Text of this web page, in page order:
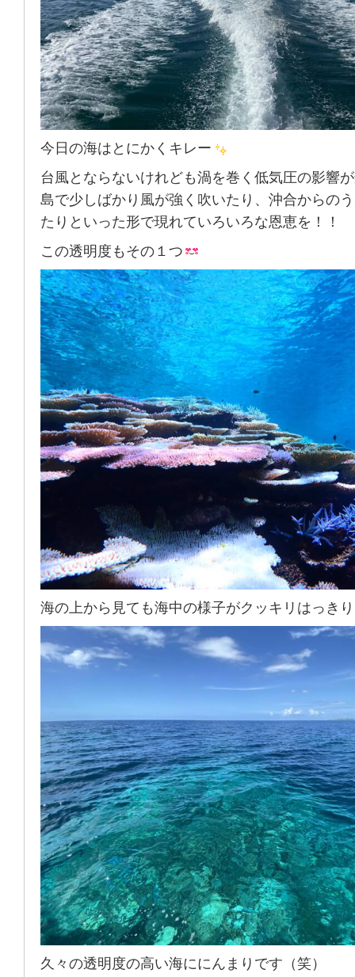
今日の海はとにかくキレー
台風とならないけれども渦を巻く低気圧の影響
島で少しばかり風が強く吹いたり、沖合からの
たりといった形で現れていろいろな恩恵を！！
この透明度もその１つ
海の上から見ても海中の様子がクッキリはっきり
久々の透明度の高い海ににんまりです（笑）